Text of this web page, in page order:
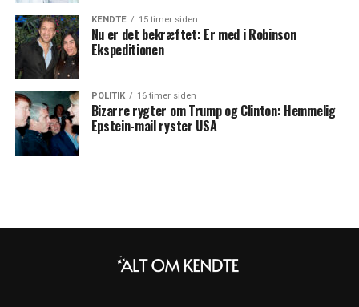
KENDTE 15 timer siden
Nu er det bekræftet: Er med i Robinson
Ekspeditionen
POLITIK 16 timer siden
Bizarre rygter om Trump og Clinton: Hemmelig
Epstein-mail ryster USA